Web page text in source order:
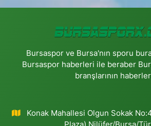
Bursaspor ve Bursa'nın sporu
Bursaspor haberleri ile beraber
branşlarının
Konak Mahallesi Olgun Sokak